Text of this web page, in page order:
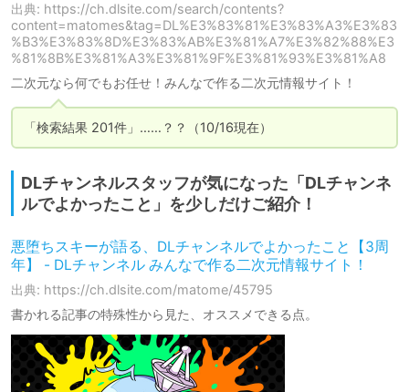
出典: https://ch.dlsite.com/search/contents?
content=matomes&tag=DL%E3%83%81%E3%83%A3%E3%83
%B3%E3%83%8D%E3%83%AB%E3%81%A7%E3%82%88%E3
%81%8B%E3%81%A3%E3%81%9F%E3%81%93%E3%81%A8
二次元なら何でもお任せ！みんなで作る二次元情報サイト！
「検索結果 201件」……？？（10/16現在）
DLチャンネルスタッフが気になった「DLチャンネ
ルでよかったこと」を少しだけご紹介！
悪堕ちスキーが語る、DLチャンネルでよかったこと【3周
年】 - DLチャンネル みんなで作る二次元情報サイト！
出典: https://ch.dlsite.com/matome/45795
書かれる記事の特殊性から見た、オススメできる点。